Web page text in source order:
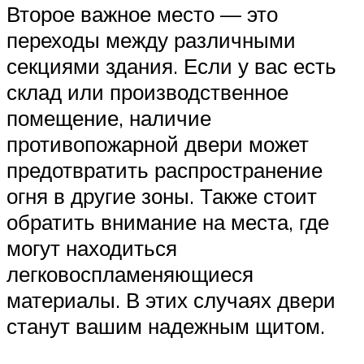
Второе важное место — это
переходы между различными
секциями здания. Если у вас есть
склад или производственное
помещение, наличие
противопожарной двери может
предотвратить распространение
огня в другие зоны. Также стоит
обратить внимание на места, где
могут находиться
легковоспламеняющиеся
материалы. В этих случаях двери
станут вашим надежным щитом.